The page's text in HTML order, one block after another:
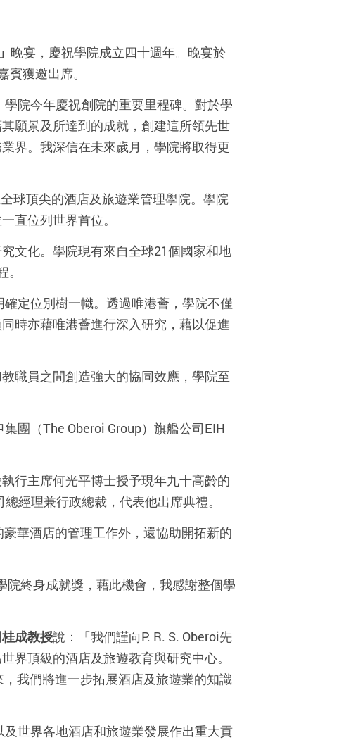
晚宴，慶祝學院成立四十週年。晚宴於
獲邀出席。
院今年慶祝創院的重要里程碑。對於學
願景及所達到的成就，創建這所領先世
界。我深信在未來歲月，學院將取得更
球頂尖的酒店及旅遊業管理學院。學院
直位列世界首位。
文化。學院現有來自全球21個國家和地
定位別樹一幟。透過唯港薈，學院不僅
時亦藉唯港薈進行深入研究，藉以促進
職員之間創造強大的協同效應，學院至
集團（The Oberoi Group）旗艦公司EIH
行主席何光平博士授予現年九十高齡的
經理兼行政總裁，代表他出席典禮。
華酒店的管理工作外，還協助開拓新的
終身成就獎，藉此機會，我感謝整個學
成教授說：「我們謹向P. R. S. Oberoi先
界頂級的酒店及旅遊教育與研究中心。
我們將進一步拓展酒店及旅遊業的知識
世界各地酒店和旅遊業發展作出重大貢